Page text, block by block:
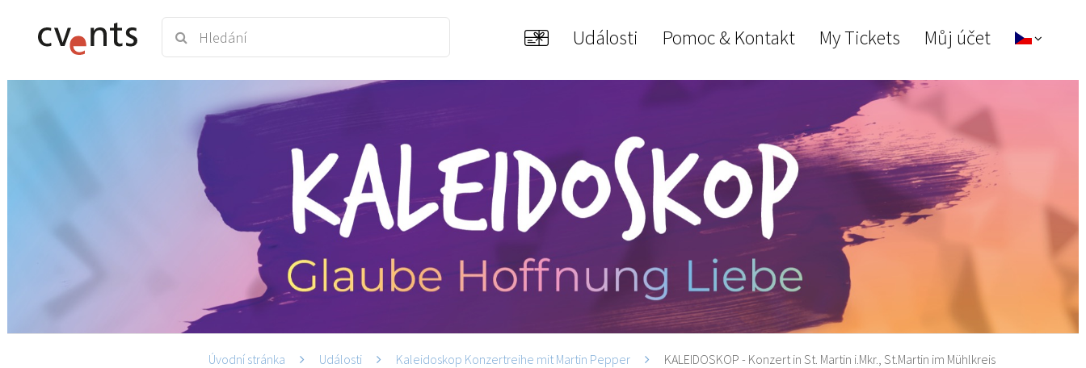
Události Pomoc & Kontakt My Tickets Můj účet
Úvodní stránka Události Kaleidoskop Konzertreihe mit Martin Pepper KALEIDOSKOP - Konzert in St. Martin i.Mkr., St.Martin im Mühlkreis